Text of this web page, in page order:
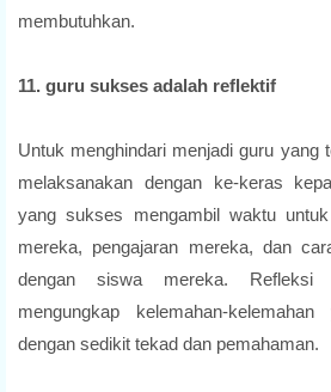
membutuhkan.
11. guru sukses adalah reflektif
Untuk menghindari menjadi guru yang
melaksanakan dengan ke-keras
yang sukses mengambil waktu
mereka, pengajaran mereka, dan
dengan siswa mereka. Refleksi
mengungkap kelemahan-
dengan sedikit tekad dan pemahaman.